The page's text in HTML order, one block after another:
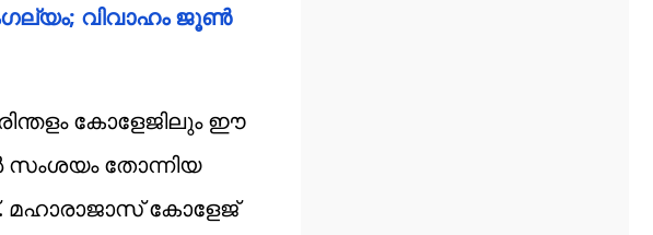
വിവാഹം ജൂണ്‍
കോളേജിലും ഈ
സംശയം തോന്നിയ
കോളേജ്